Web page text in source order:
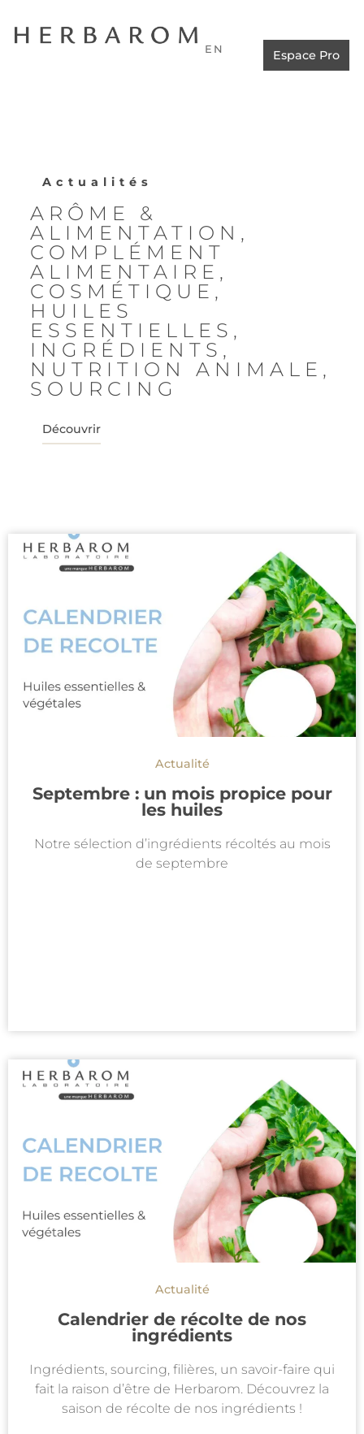
EN Espace Pro
Actualités
ARÔME &
ALIMENTATION ,
COMPLÉMENT
ALIMENTAIRE ,
COSMÉTIQUE ,
HUILES
ESSENTIELLES ,
INGRÉDIENTS ,
NUTRITION ANIMALE ,
SOURCING
Découvrir
Actualité
Septembre : un mois propice pour
les huiles
Notre sélection d’ingrédients récoltés au mois
de septembre
Actualité
Calendrier de récolte de nos
ingrédients
Ingrédients, sourcing, filières, un savoir-faire qui
fait la raison d’être de Herbarom. Découvrez la
saison de récolte de nos ingrédients !